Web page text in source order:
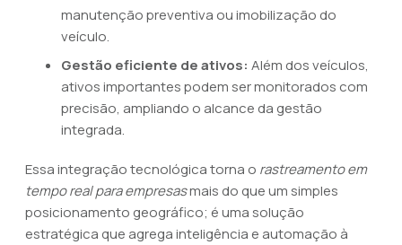
manutenção preventiva ou imobilização do
veículo.
Gestão eficiente de ativos: Além dos veículos,
ativos importantes podem ser monitorados com
precisão, ampliando o alcance da gestão
integrada.
Essa integração tecnológica torna o rastreamento em
tempo real para empresasmais do que um simples
posicionamento geográfico; é uma solução
estratégica que agrega inteligência e automação à